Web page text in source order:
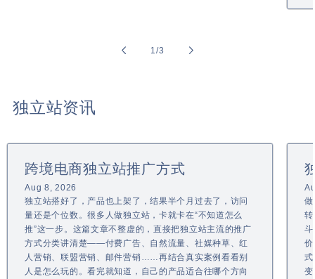
1/of
3
独立站资讯
跨境电商独立站推广方式
Aug 8, 2026
独立站搭好了，产品也上架了，结果半个月过去了，访问
量还是个位数。很多人做独立站，卡就卡在“不知道怎么
推”这一步。这篇文章不整虚的，直接把独立站主流的推广
方式分类讲清楚——付费广告、自然流量、社媒种草、红
人营销、联盟营销、邮件营销……再结合真实案例看看别
人是怎么玩的。看完就知道，自己的产品适合往哪个方向
做
转
斗
价
式
变